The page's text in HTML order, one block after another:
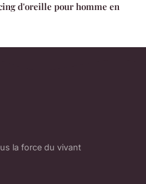
d'oreille pour homme en
la force du vivant